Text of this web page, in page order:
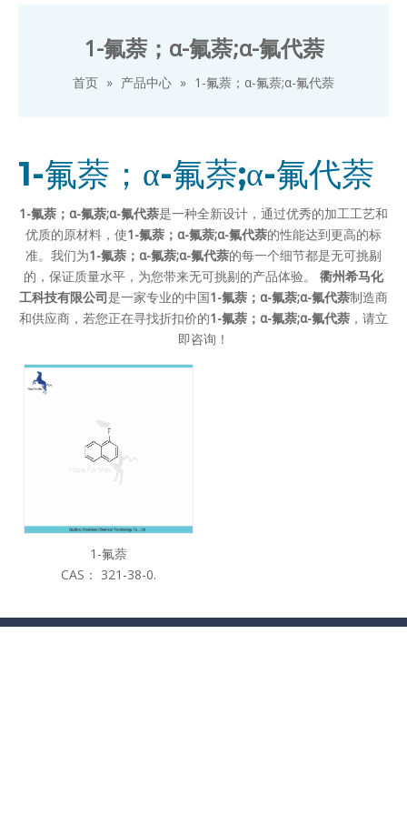
1-氟萘；α-氟萘;α-氟代萘
首页 » 产品中心 » 1-氟萘；α-氟萘;α-氟代萘
1-氟萘；α-氟萘;α-氟代萘
1-氟萘；α-氟萘;α-氟代萘 是一种全新设计，通过优秀的加工工艺和
优质的原材料，使1-氟萘；α-氟萘;α-氟代萘的性能达到更高的标
准。我们为1-氟萘；α-氟萘;α-氟代萘的每一个细节都是无可挑剔
的，保证质量水平，为您带来无可挑剔的产品体验。衢州希马化
工科技有限公司是一家专业的中国1-氟萘；α-氟萘;α-氟代萘制造商
和供应商，若您正在寻找折扣价的1-氟萘；α-氟萘;α-氟代萘，请立
即咨询！
1-氟萘
CAS： 321-38-0.